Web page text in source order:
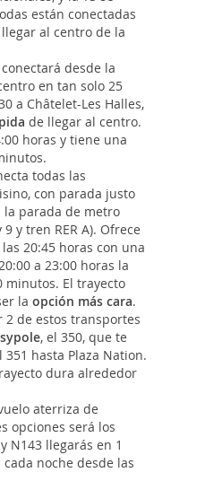
están conectadas
al centro de la
conectará desde la
en tan solo 25
a Châtelet-Les Halles,
de llegar al centro.
horas y tiene una
todas las
con parada justo
la parada de metro
y tren RER A). Ofrece
20:45 horas con una
a 23:00 horas la
minutos. El trayecto
la opción más cara.
2 de estos transportes
, el 350, que te
351 hasta Plaza Nation.
dura alrededor
aterriza de
opciones será los
N143 llegarás en 1
noche desde las